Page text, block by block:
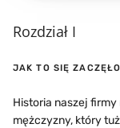
Rozdział I
JAK TO SIĘ
Historia naszej firmy
mężczyzny, który